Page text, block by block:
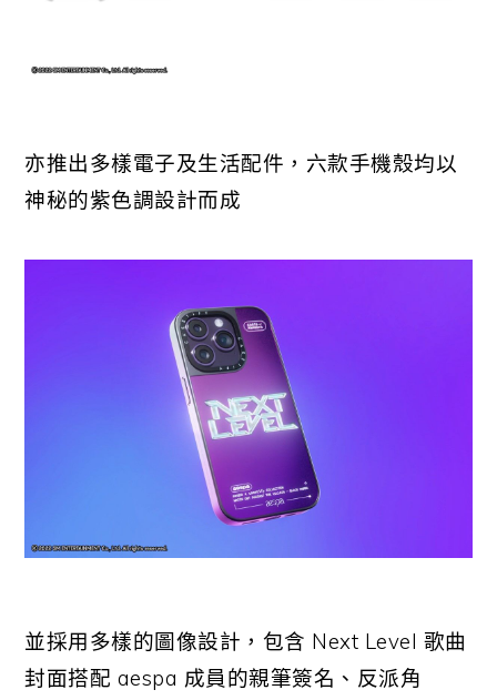
亦推出多樣電子及生活配件，六款手機殼均以
神秘的紫色調設計而成
並採用多樣的圖像設計，包含 Next Level 歌曲
封面搭配 aespa 成員的親筆簽名、反派角